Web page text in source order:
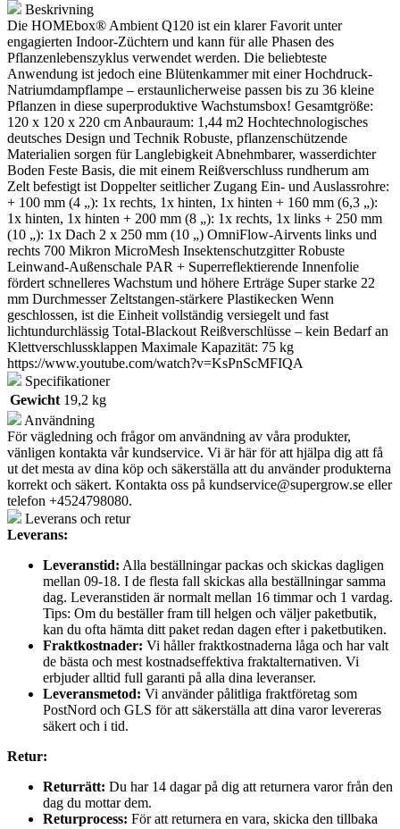
120X120X220
Menge
Beskrivning
Die HOMEbox® Ambient Q120 ist ein klarer Favorit unter
engagierten Indoor-Züchtern und kann für alle Phasen des
Pflanzenlebenszyklus verwendet werden. Die beliebteste
Anwendung ist jedoch eine Blütenkammer mit einer Hochdruck-
Natriumdampflampe – erstaunlicherweise passen bis zu 36 kleine
Pflanzen in diese superproduktive Wachstumsbox! Gesamtgröße:
120 x 120 x 220 cm Anbauraum: 1,44 m2 Hochtechnologisches
deutsches Design und Technik Robuste, pflanzenschützende
Materialien sorgen für Langlebigkeit Abnehmbarer, wasserdichter
Boden Feste Basis, die mit einem Reißverschluss rundherum am
Zelt befestigt ist Doppelter seitlicher Zugang Ein- und Auslassrohre:
+ 100 mm (4 „): 1x rechts, 1x hinten, 1x hinten + 160 mm (6,3 „):
1x hinten, 1x hinten + 200 mm (8 „): 1x rechts, 1x links + 250 mm
(10 „): 1x Dach 2 x 250 mm (10 „) OmniFlow-Airvents links und
rechts 700 Mikron MicroMesh Insektenschutzgitter Robuste
Leinwand-Außenschale PAR + Superreflektierende Innenfolie
fördert schnelleres Wachstum und höhere Erträge Super starke 22
mm Durchmesser Zeltstangen-stärkere Plastikecken Wenn
geschlossen, ist die Einheit vollständig versiegelt und fast
lichtundurchlässig Total-Blackout Reißverschlüsse – kein Bedarf an
Klettverschlussklappen Maximale Kapazität: 75 kg
https://www.youtube.com/watch?v=KsPnScMFIQA
Specifikationer
Gewicht 19,2 kg
Användning
För vägledning och frågor om användning av våra produkter,
vänligen kontakta vår kundservice. Vi är här för att hjälpa dig att få
ut det mesta av dina köp och säkerställa att du använder produkterna
korrekt och säkert. Kontakta oss på kundservice@supergrow.se eller
telefon +4524798080.
Leverans och retur
Leverans:
Leveranstid: Alla beställningar packas och skickas dagligen
mellan 09-18. I de flesta fall skickas alla beställningar samma
dag. Leveranstiden är normalt mellan 16 timmar och 1 vardag.
Tips: Om du beställer fram till helgen och väljer paketbutik,
kan du ofta hämta ditt paket redan dagen efter i paketbutiken.
Fraktkostnader: Vi håller fraktkostnaderna låga och har valt
de bästa och mest kostnadseffektiva fraktalternativen. Vi
erbjuder alltid full garanti på alla dina leveranser.
Leveransmetod: Vi använder pålitliga fraktföretag som
PostNord och GLS för att säkerställa att dina varor levereras
säkert och i tid.
Retur:
Returrätt: Du har 14 dagar på dig att returnera varor från den
dag du mottar dem.
Returprocess: För att returnera en vara, skicka den tillbaka